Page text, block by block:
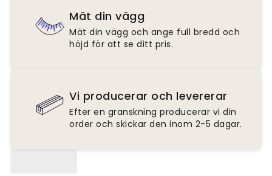
Mät din vägg
Mät din vägg och ange full bredd och
höjd för att se ditt pris.
Vi producerar och levererar
Efter en granskning producerar vi din
order och skickar den inom 2-5 dagar.